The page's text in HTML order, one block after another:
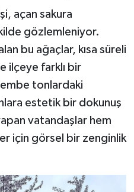
açan sakura
gözlemleniyor.
bu ağaçlar, kısa süreli
ilçeye farklı bir
tonlardaki
estetik bir dokunuş
vatandaşlar hem
için görsel bir zenginlik